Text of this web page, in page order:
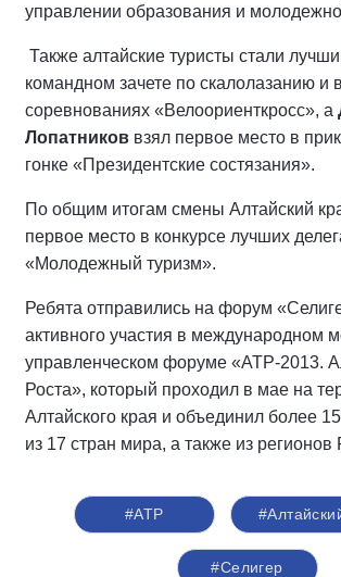
управлении образования и
Также алтайские туристы стали
командном зачете по скалолазанию и в
соревнованиях «Велоориенткросс», а
Лопатников взял первое место в
гонке «Президентские состязания».
По общим итогам смены Алтайский
первое место в конкурсе лучших
«Молодежный туризм».
Ребята отправились на форум
активного участия в международном
управленческом форуме «АТР-2013.
Роста», который проходил в мае на
Алтайского края и объединил более
из 17 стран мира, а также из регионов
#АТР
#Селигер